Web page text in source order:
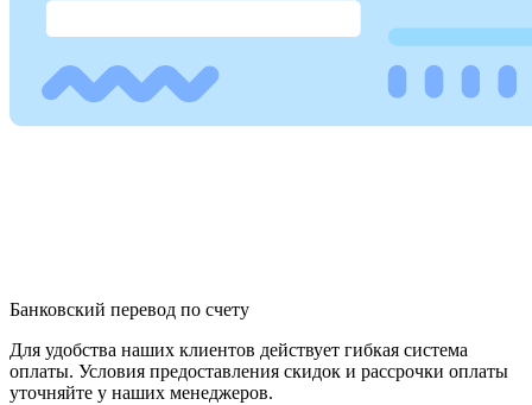
Банковский перевод по счету
Для удобства наших клиентов действует гибкая система
оплаты. Условия предоставления скидок и рассрочки оплаты
уточняйте у наших менеджеров.